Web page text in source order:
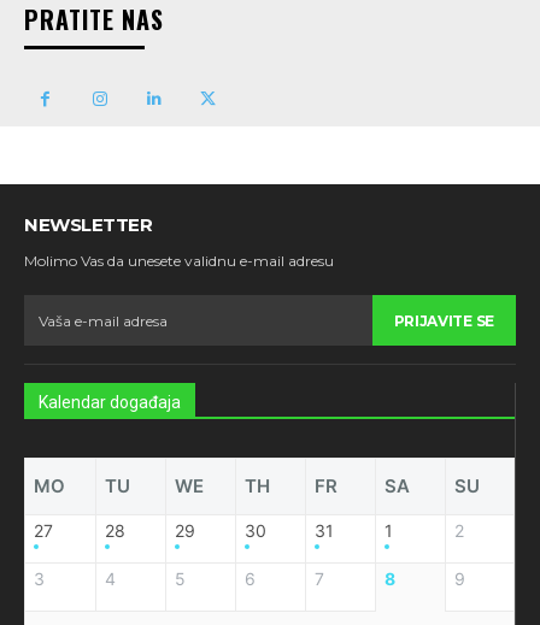
PRATITE NAS
NEWSLETTER
Molimo Vas da unesete validnu e-mail adresu
PRIJAVITE SE
Kalendar događaja
MO TU WE TH FR SA SU
27 28 29 30 31 1 2
3 4 5 6 7 8 9